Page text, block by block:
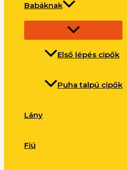
Babáknak
Első lépés cipők
Puha talpú cipők
Lány
Fiú